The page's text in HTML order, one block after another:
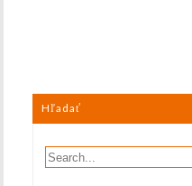
Hľadať